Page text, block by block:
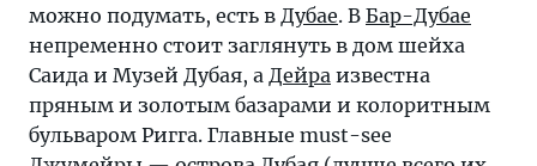
можно подумать, есть в Дубае. В Бар-Дубае
непременно стоит заглянуть в дом шейха
Саида и Музей Дубая, а Дейра известна
пряным и золотым базарами и колоритным
бульваром Ригга. Главные must-see